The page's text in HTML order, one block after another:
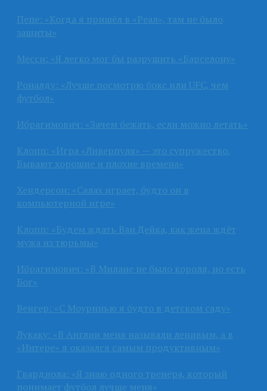
Пепе: «Когда я пришёл в «Реал», там не было
защиты»
Месси: «Я легко мог бы разрушить «Барселону»
Роналду: «Лучше посмотрю бокс или UFC, чем
футбол»
Ибрагимович: «Зачем бежать, если можно летать»
Клопп: «Игра «Ливерпуля» — это супружество.
Бывают хорошие и плохие времена»
Хендерсон: «Салах играет, будто он в
компьютерной игре»
Клопп: «Будем ждать Ван Дейка, как жена ждёт
мужа из тюрьмы»
Ибрагимович: «В Милане не было короля, но есть
Бог»
Венгер: «С Моуринью я будто в детском саду»
Лукаку: «В Англии меня называли ленивым, а в
«Интере» я оказался самым продуктивным»
Гвардиола: «Я знаю одного тренера, который
понимает футбол лучше меня»